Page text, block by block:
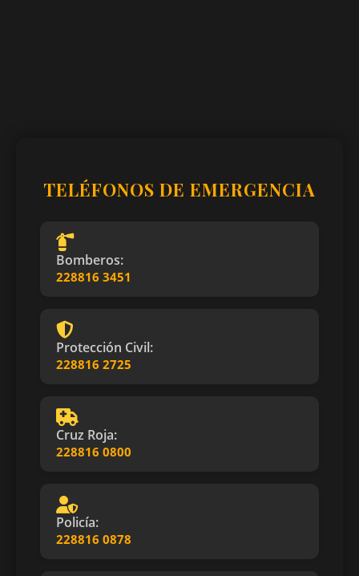
TELÉFONOS DE EMERGENCIA
Bomberos:
228816 3451
Protección Civil:
228816 2725
Cruz Roja:
228816 0800
Policía:
228816 0878